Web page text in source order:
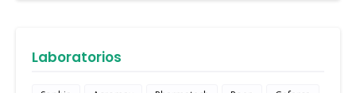
Laboratorios